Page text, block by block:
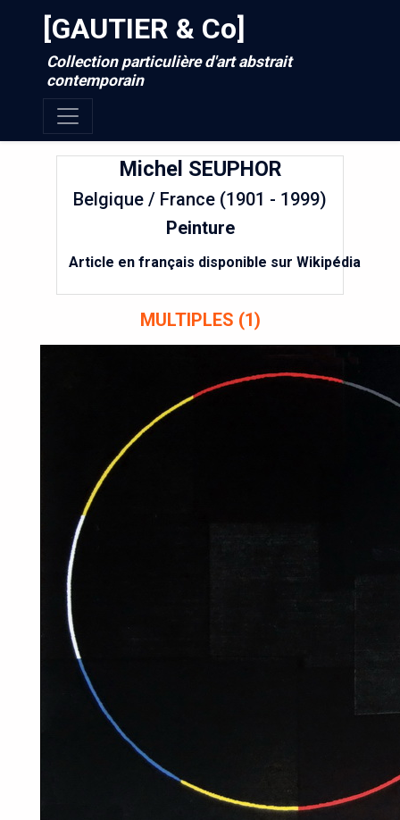
[GAUTIER & Co]
Collection particulière d'art abstrait
contemporain
Michel SEUPHOR
Belgique / France (1901 - 1999)
Peinture
Article en français disponible sur Wikipédia
MULTIPLES (1)